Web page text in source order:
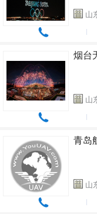
山
烟台
山
青岛
山